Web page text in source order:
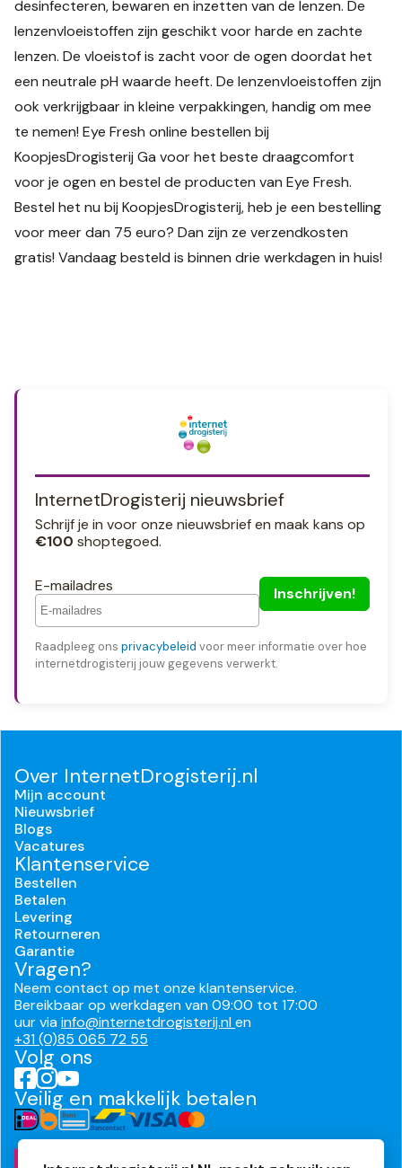
desinfecteren, bewaren en inzetten van de lenzen. De
lenzenvloeistoffen zijn geschikt voor harde en zachte
lenzen. De vloeistof is zacht voor de ogen doordat het
een neutrale pH waarde heeft. De lenzenvloeistoffen zijn
ook verkrijgbaar in kleine verpakkingen, handig om mee
te nemen! Eye Fresh online bestellen bij
KoopjesDrogisterij Ga voor het beste draagcomfort
voor je ogen en bestel de producten van Eye Fresh.
Bestel het nu bij KoopjesDrogisterij, heb je een bestelling
voor meer dan 75 euro? Dan zijn ze verzendkosten
gratis! Vandaag besteld is binnen drie werkdagen in huis!
InternetDrogisterij nieuwsbrief
Schrijf je in voor onze nieuwsbrief en maak kans op
€100 shoptegoed.
E-mailadres
Raadpleeg ons privacybeleid voor meer informatie over hoe
internetdrogisterij jouw gegevens verwerkt.
Over InternetDrogisterij.nl
Mijn account
Nieuwsbrief
Blogs
Vacatures
Klantenservice
Bestellen
Betalen
Levering
Retourneren
Garantie
Vragen?
Neem contact op met onze klantenservice.
Bereikbaar op werkdagen van 09:00 tot 17:00
uur viainfo@internetdrogisterij.nlen
+31 (0)85 065 72 55
Volg ons
Veilig en makkelijk betalen